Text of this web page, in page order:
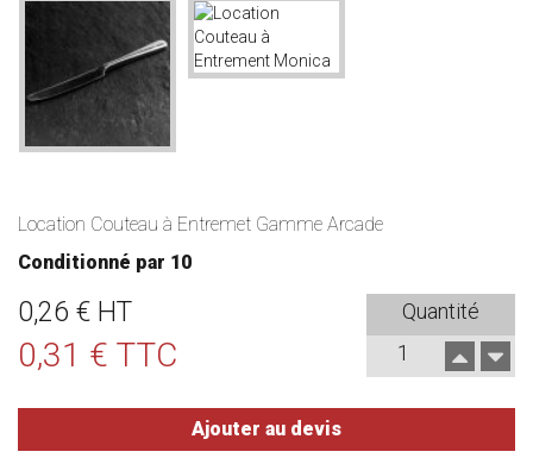
Location Couteau à Entremet Gamme Arcade
Conditionné par 10
0,26 € HT
0,31 € TTC
Quantité
Ajouter au devis